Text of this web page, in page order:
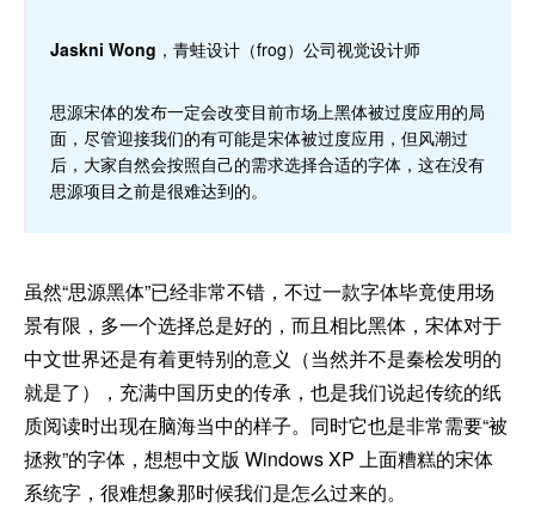
Jaskni Wong ，青蛙设计（frog）公司视觉设计师
思源宋体的发布一定会改变目前市场上黑体被过度应用的局
面，尽管迎接我们的有可能是宋体被过度应用，但风潮过
后，大家自然会按照自己的需求选择合适的字体，这在没有
思源项目之前是很难达到的。
虽然“思源黑体”已经非常不错，不过一款字体毕竟使用场
景有限，多一个选择总是好的，而且相比黑体，宋体对于
中文世界还是有着更特别的意义（当然并不是秦桧发明的
就是了），充满中国历史的传承，也是我们说起传统的纸
质阅读时出现在脑海当中的样子。同时它也是非常需要“被
拯救”的字体，想想中文版 Windows XP 上面糟糕的宋体
系统字，很难想象那时候我们是怎么过来的。